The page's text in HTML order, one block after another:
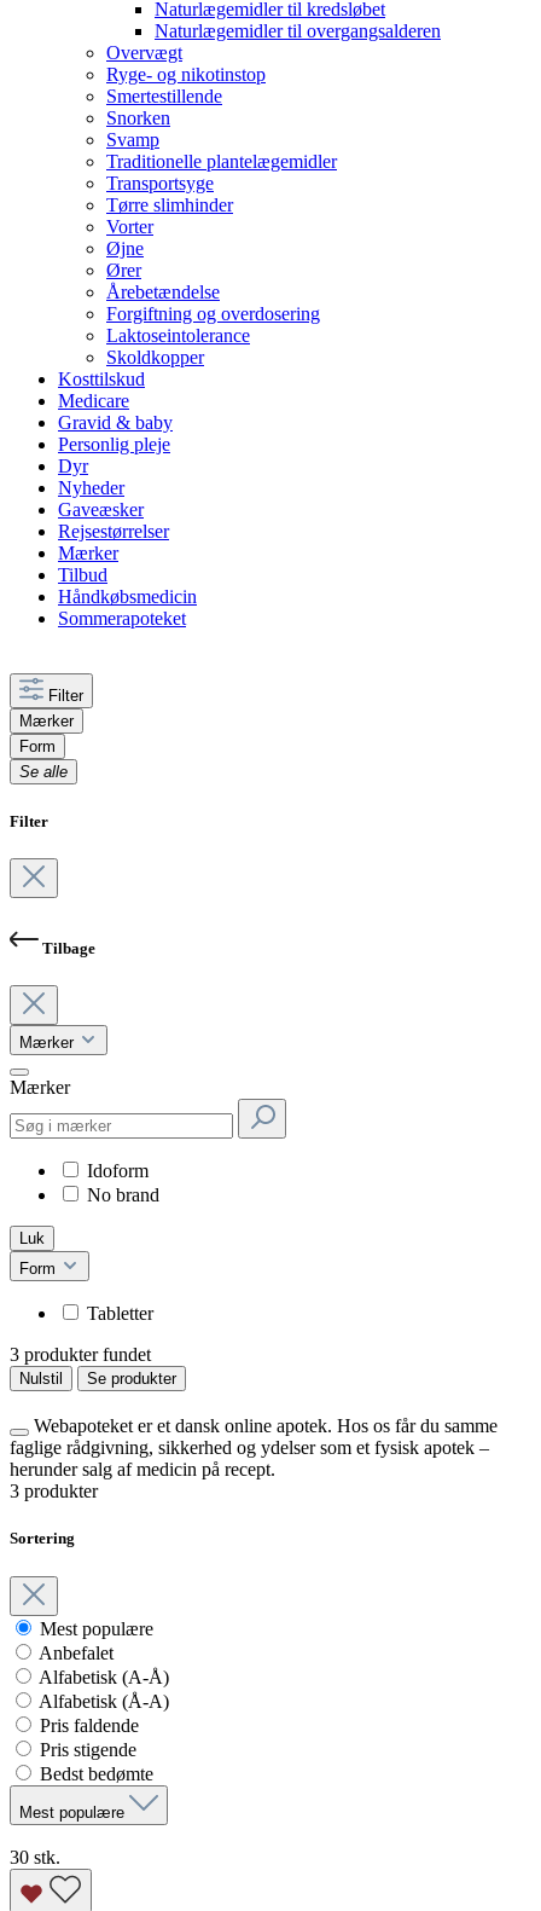
Naturlægemidler til kredsløbet
Naturlægemidler til overgangsalderen
Overvægt
Ryge- og nikotinstop
Smertestillende
Snorken
Svamp
Traditionelle plantelægemidler
Transportsyge
Tørre slimhinder
Vorter
Øjne
Ører
Årebetændelse
Forgiftning og overdosering
Laktoseintolerance
Skoldkopper
Kosttilskud
Medicare
Gravid & baby
Personlig pleje
Dyr
Nyheder
Gaveæsker
Rejsestørrelser
Mærker
Tilbud
Håndkøbsmedicin
Sommerapoteket
Filter
Mærker
Form
Se alle
Filter
Tilbage
Mærker
Mærker
Idoform
No brand
Luk
Form
Tabletter
3 produkter fundet
Nulstil Se produkter
Webapoteket er et dansk online apotek. Hos os får du samme
faglige rådgivning, sikkerhed og ydelser som et fysisk apotek –
herunder salg af medicin på recept.
3 produkter
Sortering
Mest populære
Anbefalet
Alfabetisk (A-Å)
Alfabetisk (Å-A)
Pris faldende
Pris stigende
Bedst bedømte
Mest populære
30 stk.